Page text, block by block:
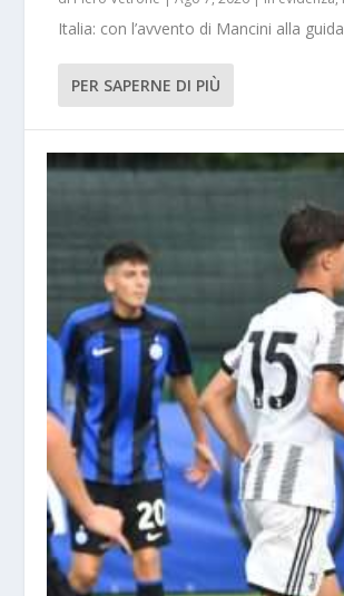
Italia: con l’avvento di Mancini alla
PER SAPERNE DI PIÙ